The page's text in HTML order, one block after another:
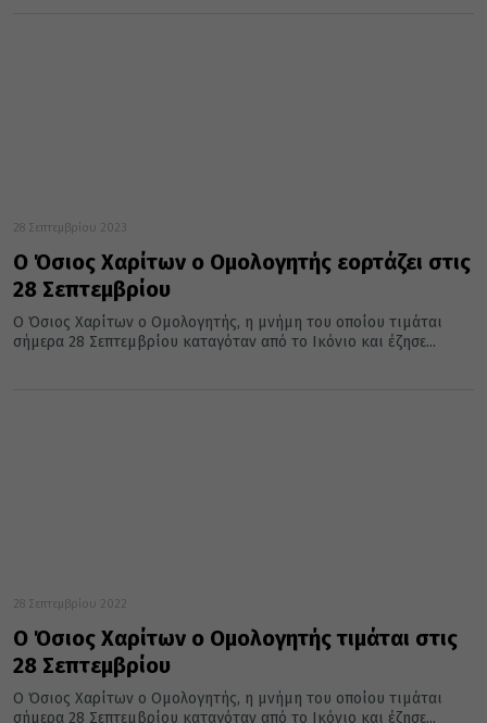
28 Σεπτεμβρίου 2023
Ο Όσιος Χαρίτων ο Ομολογητής εορτάζει στις
28 Σεπτεμβρίου
Ο Όσιος Χαρίτων ο Ομολογητής, η μνήμη του οποίου τιμάται
σήμερα 28 Σεπτεμβρίου καταγόταν από το Ικόνιο και έζησε...
28 Σεπτεμβρίου 2022
Ο Όσιος Χαρίτων ο Ομολογητής τιμάται στις
28 Σεπτεμβρίου
Ο Όσιος Χαρίτων ο Ομολογητής, η μνήμη του οποίου τιμάται
σήμερα 28 Σεπτεμβρίου καταγόταν από το Ικόνιο και έζησε...